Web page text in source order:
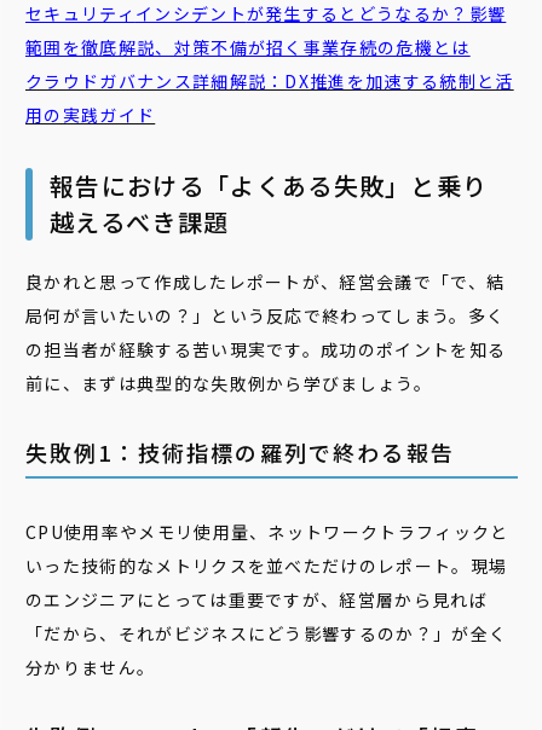
セキュリティ インシデントが発生するとどうなるか？影響
範囲を徹底解説、対策不備が招く事業存続の危機とは
クラウドガバナンス詳細解説：DX推進を加速する統制と活
用の実践ガイド
報告における「よくある失敗」と乗り
越えるべき課題
良かれと思って作成したレポートが、経営会議で「で、結
局何が言いたいの？」という反応で終わってしまう。多く
の担当者が経験する苦い現実です。成功のポイントを知る
前に、まずは典型的な失敗例から学びましょう。
失敗例1：技術指標の羅列で終わる報告
CPU使用率やメモリ使用量、ネットワークトラフィックと
いった技術的なメトリクスを並べただけのレポート。現場
のエンジニアにとっては重要ですが、経営層から見れば
「だから、それがビジネスにどう影響するのか？」が全く
分かりません。